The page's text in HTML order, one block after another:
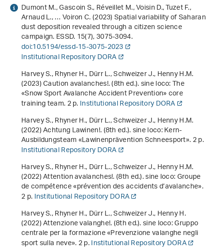
Dumont M., Gascoin S., Réveillet M., Voisin D., Tuzet F.,
Arnaud L., … Voiron C. (2023) Spatial variability of Saharan
dust deposition revealed through a citizen science
campaign. ESSD.15(7), 3075-3094.
doi:10.5194/essd-15-3075-2023
Institutional Repository DORA
Harvey S., Rhyner H., Dürr L., Schweizer J., Henny H.M.
(2023)Caution avalanches!. (8th ed.). sine loco: The
«Snow Sport Avalanche Accident Prevention» core
training team. 2 p.Institutional Repository DORA
Harvey S., Rhyner H., Dürr L., Schweizer J., Henny H.M.
(2022)Achtung Lawinen!. (8th ed.). sine loco: Kern-
Ausbildungsteam «Lawinenprävention Schneesport». 2 p.
Institutional Repository DORA
Harvey S., Rhyner H., Dürr L., Schweizer J., Henny H.M.
(2022)Attention avalanches!. (8th ed.). sine loco: Groupe
de compétence «prévention des accidents d’avalanche».
2 p.Institutional Repository DORA
Harvey S., Rhyner H., Dürr L., Schweizer J., Henny H.
(2022)Attenzione valanghe!. (8th ed.). sine loco: Gruppo
centrale per la formazione «Prevenzione valanghe negli
sport sulla neve». 2 p.Institutional Repository DORA